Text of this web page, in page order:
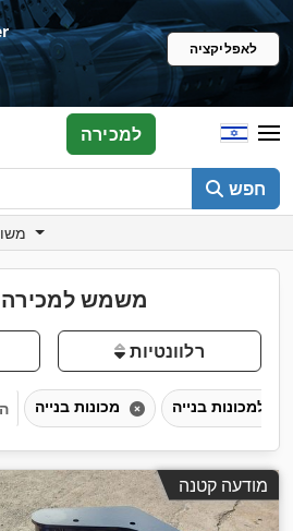
לאפליקציה
חפש
למכירה
משמש
רלוונטיות
מודעה קטנה